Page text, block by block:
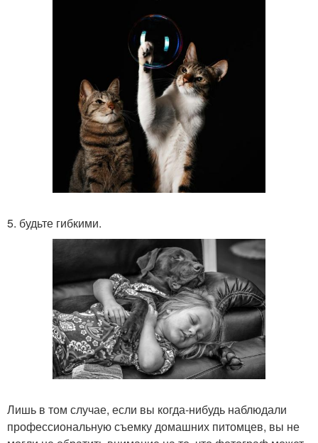
5. будьте гибкими.
Лишь в том случае, если вы когда-нибудь наблюдали
профессиональную съемку домашних питомцев, вы не